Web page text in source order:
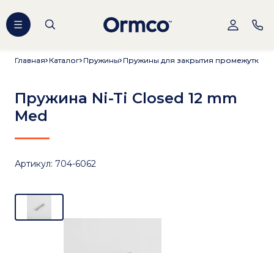
Главная
Главная Каталог
Каталог Пружины
Пружины Пружины для закрытия промежутков
Пружины для закрытия промежутков
Пружина Ni-Ti Closed 12 mm
Med
Артикул: 704-6062